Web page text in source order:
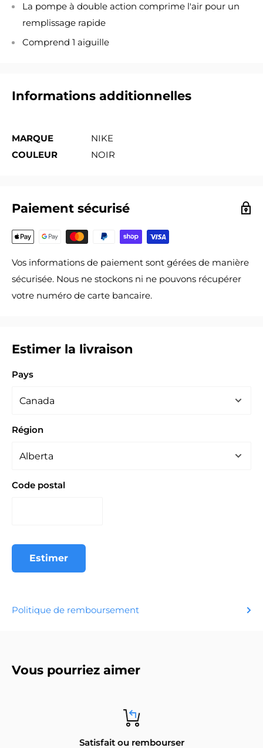
La pompe à double action comprime l'air pour un
remplissage rapide
Comprend 1 aiguille
Informations additionnelles
MARQUE
NIKE
COULEUR
NOIR
Paiement sécurisé
Vos informations de paiement sont gérées de manière
sécurisée. Nous ne stockons ni ne pouvons récupérer
votre numéro de carte bancaire.
Estimer la livraison
Pays
Région
Code postal
Estimer
Politique de remboursement
Vous pourriez aimer
Satisfait ou rembourser